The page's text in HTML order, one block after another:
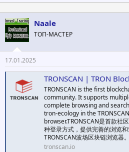
Naale
ТОП-МАСТЕР
17.01.2025
TRONSCAN | TRON
TRONSCAN is the first
community. It supports
complete browsing and
tron-ecology in the
browser.TRONSCAN是首款社
种登录方式，提供完善的浏览
TRONSCAN波场区块链浏览器。
tronscan.io